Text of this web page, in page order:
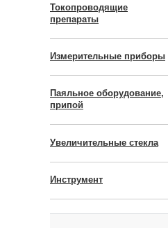
Токопроводящие
препараты
Измерительные приборы
Паяльное оборудование,
припой
Увеличительные стекла
Инструмент